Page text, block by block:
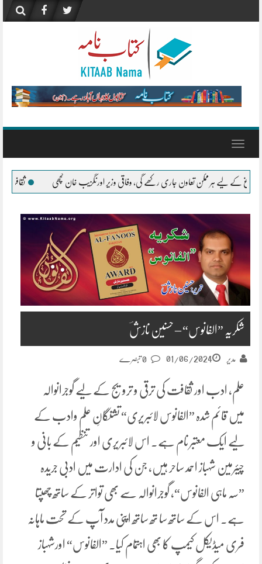
content
Toggle
رکھے گی، وفاقی وزیر اورنگزیب خان کچھی ثقافت – آمنہ سعید ”صنعتِ
شکریہ ”الفانوس“ – حسنین نازشؔ
مدیر 01/06/2024
علم، ادب اور ثقافت کی ترقی و ترویج کے لیے گوجرانوالہ
میں قائم شدہ ”الفانوس لائبریری“ تشنگانِ علم وادب کے
لیے ایک معتبر نام ہے۔ اس لائبریری اور تنظیم کے بانی و
چیئرمین شہباز احمد ساحر ہیں، جن کی ادارت میں ادبی جریدہ
”سہ ماہی الفانوس“، گوجرانوالہ سے بھی تواتر کے ساتھ چھپتا
ہے۔ اس کے ساتھ سا تھ ساتھ اپنی مدد آپ کے تحت ماہانہ
فری میڈیکل کیمپ کا بھی اہتمام کیا۔ ”الفانوس“ اورشہباز